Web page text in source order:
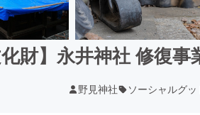
化財】永井神社 修復
野見神社 ソーシャルグッ